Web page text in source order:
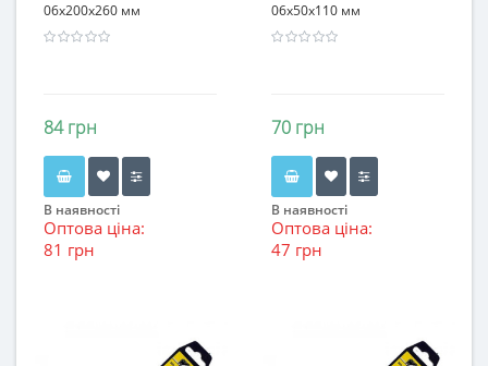
06х200x260 мм
84 грн
В наявності
Оптова ціна:
81 грн
06х50x110 мм
70 грн
В наявності
Оптова ціна:
47 грн